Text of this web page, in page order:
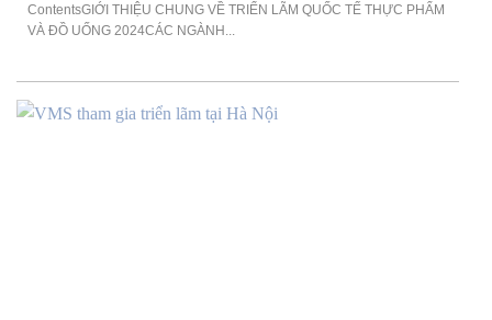
ContentsGIỚI THIỆU CHUNG VỀ TRIỂN LÃM QUỐC TẾ THỰC PHẨM
VÀ ĐỒ UỐNG 2024CÁC NGÀNH...